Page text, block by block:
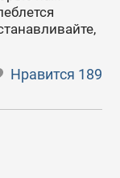
Нравится 189